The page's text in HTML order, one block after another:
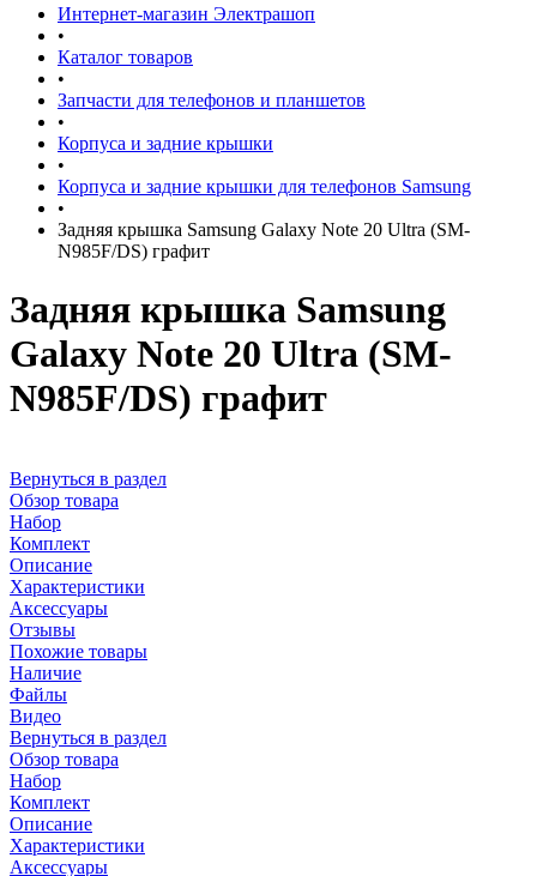
Интернет-магазин Электрашоп
•
Каталог товаров
•
Запчасти для телефонов и планшетов
•
Корпуса и задние крышки
•
Корпуса и задние крышки для телефонов Samsung
•
Задняя крышка Samsung Galaxy Note 20 Ultra (SM-
N985F/DS) графит
Задняя крышка Samsung
Galaxy Note 20 Ultra (SM-
N985F/DS) графит
Вернуться в раздел
Обзор товара
Набор
Комплект
Описание
Характеристики
Аксессуары
Отзывы
Похожие товары
Наличие
Файлы
Видео
Вернуться в раздел
Обзор товара
Набор
Комплект
Описание
Характеристики
Аксессуары